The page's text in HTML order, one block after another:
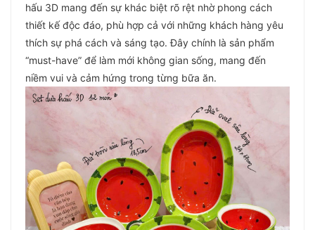
hấu 3D mang đến sự khác biệt rõ rệt nhờ phong cách
thiết kế độc đáo, phù hợp cả với những khách hàng yêu
thích sự phá cách và sáng tạo. Đây chính là sản phẩm
“must-have” để làm mới không gian sống, mang đến
niềm vui và cảm hứng trong từng bữa ăn.